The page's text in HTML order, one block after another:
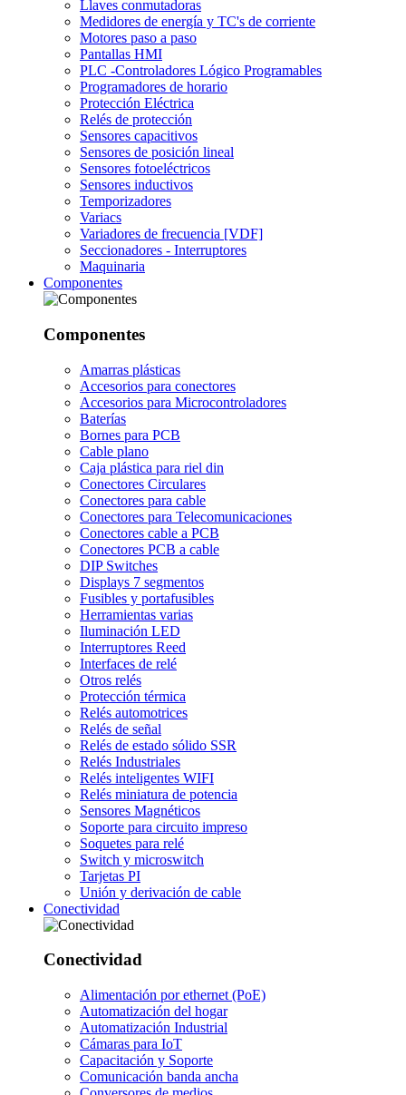
Llaves conmutadoras
Medidores de energía y TC's de corriente
Motores paso a paso
Pantallas HMI
PLC -Controladores Lógico Programables
Programadores de horario
Protección Eléctrica
Relés de protección
Sensores capacitivos
Sensores de posición lineal
Sensores fotoeléctricos
Sensores inductivos
Temporizadores
Variacs
Variadores de frecuencia [VDF]
Seccionadores - Interruptores
Maquinaria
Componentes
Componentes
Amarras plásticas
Accesorios para conectores
Accesorios para Microcontroladores
Baterías
Bornes para PCB
Cable plano
Caja plástica para riel din
Conectores Circulares
Conectores para cable
Conectores para Telecomunicaciones
Conectores cable a PCB
Conectores PCB a cable
DIP Switches
Displays 7 segmentos
Fusibles y portafusibles
Herramientas varias
Iluminación LED
Interruptores Reed
Interfaces de relé
Otros relés
Protección térmica
Relés automotrices
Relés de señal
Relés de estado sólido SSR
Relés Industriales
Relés inteligentes WIFI
Relés miniatura de potencia
Sensores Magnéticos
Soporte para circuito impreso
Soquetes para relé
Switch y microswitch
Tarjetas PI
Unión y derivación de cable
Conectividad
Conectividad
Alimentación por ethernet (PoE)
Automatización del hogar
Automatización Industrial
Cámaras para IoT
Capacitación y Soporte
Comunicación banda ancha